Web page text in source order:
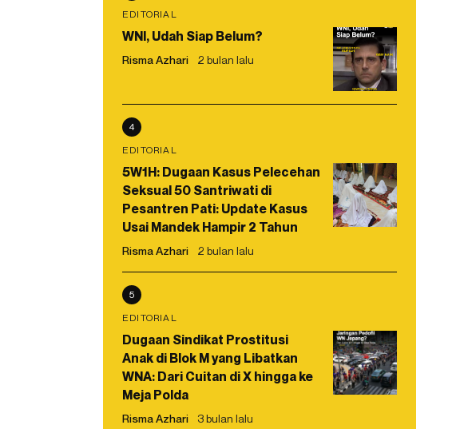
EDITORIAL
WNI, Udah Siap Belum?
Risma Azhari 2 bulan lalu
4
EDITORIAL
5W1H: Dugaan Kasus Pelecehan
Seksual 50 Santriwati di
Pesantren Pati: Update Kasus
Usai Mandek Hampir 2 Tahun
Risma Azhari 2 bulan lalu
5
EDITORIAL
Dugaan Sindikat Prostitusi
Anak di Blok M yang Libatkan
WNA: Dari Cuitan di X hingga ke
Meja Polda
Risma Azhari 3 bulan lalu